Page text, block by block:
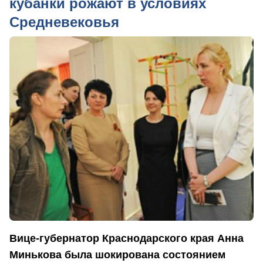
кубанки рожают в условиях
Средневековья
Вице-губернатор Краснодарского края Анна
Минькова была шокирована состоянием